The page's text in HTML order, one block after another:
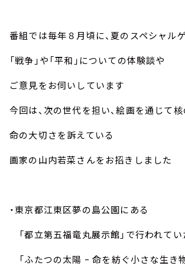
TBS Podcast
お知らせ
イベント・グッズ
YouTube
番組では毎年８月頃に、夏のスペシャル
「戦争」や「平和」についての体験談や
ご意見をお伺いしています
今回は、次の世代を担い、絵画を通じて
命の大切さを訴えている
画家の山内若菜さんをお招きしました
・東京都江東区夢の島公園にある
「都立第五福竜丸展示館」で行われてい
「ふたつの太陽 ｰ 命を紡ぐ小さな生き